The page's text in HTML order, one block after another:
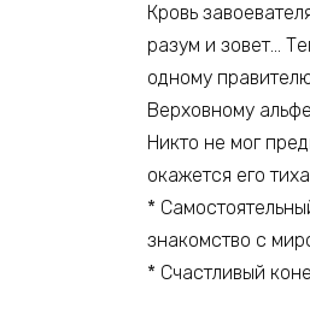
Кровь
разум и зовет…
одному
Верховному
Никто не мог
окажется его
*
знакомство с
* Счастливый